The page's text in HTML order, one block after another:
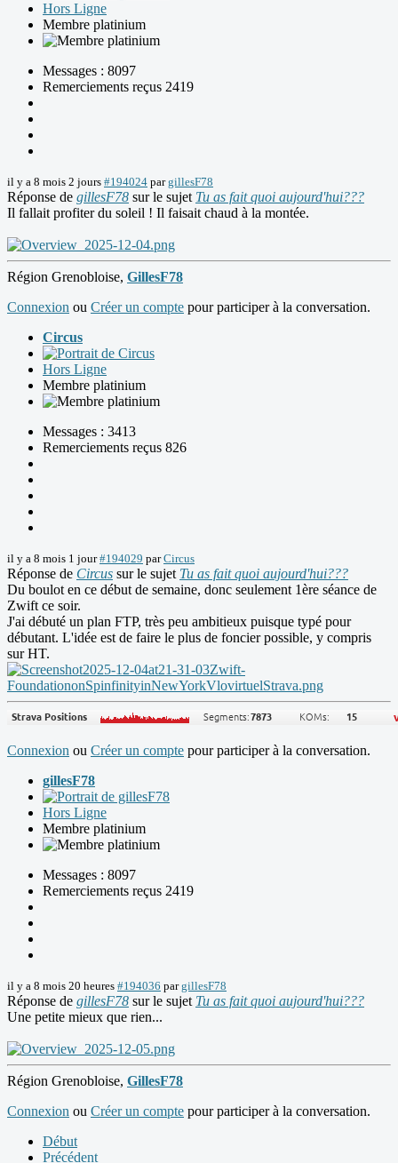
Hors Ligne
Membre platinium
Messages : 8097
Remerciements reçus 2419
il y a 8 mois 2 jours #194024 pargillesF78
Réponse de gillesF78 sur le sujet Tu as fait quoi aujourd'hui???
Il fallait profiter du soleil ! Il faisait chaud à la montée.
Région Grenobloise, GillesF78
Connexion ou Créer un compte pour participer à la conversation.
Circus
Hors Ligne
Membre platinium
Messages : 3413
Remerciements reçus 826
il y a 8 mois 1 jour #194029 parCircus
Réponse de Circus sur le sujet Tu as fait quoi aujourd'hui???
Du boulot en ce début de semaine, donc seulement 1ère séance de
Zwift ce soir.
J'ai débuté un plan FTP, très peu ambitieux puisque typé pour
débutant. L'idée est de faire le plus de foncier possible, y compris
sur HT.
Connexion ou Créer un compte pour participer à la conversation.
gillesF78
Hors Ligne
Membre platinium
Messages : 8097
Remerciements reçus 2419
il y a 8 mois 20 heures #194036 pargillesF78
Réponse de gillesF78 sur le sujet Tu as fait quoi aujourd'hui???
Une petite mieux que rien...
Région Grenobloise, GillesF78
Connexion ou Créer un compte pour participer à la conversation.
Début
Précédent